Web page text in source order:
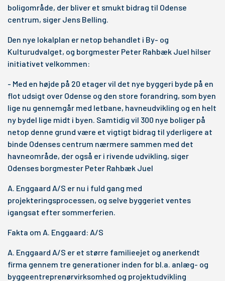
boligområde, der bliver et smukt bidrag til Odense
centrum, siger Jens Belling.
Den nye lokalplan er netop behandlet i By- og
Kulturudvalget, og borgmester Peter Rahbæk Juel hilser
initiativet velkommen:
- Med en højde på 20 etager vil det nye byggeri byde på en
flot udsigt over Odense og den store forandring, som byen
lige nu gennemgår med letbane, havneudvikling og en helt
ny bydel lige midt i byen. Samtidig vil 300 nye boliger på
netop denne grund være et vigtigt bidrag til yderligere at
binde Odenses centrum nærmere sammen med det
havneområde, der også er i rivende udvikling, siger
Odenses borgmester Peter Rahbæk Juel
A. Enggaard A/S er nu i fuld gang med
projekteringsprocessen, og selve byggeriet ventes
igangsat efter sommerferien.
Fakta om A. Enggaard: A/S
A. Enggaard A/S er et større familieejet og anerkendt
firma gennem tre generationer inden for bl.a. anlæg- og
byggeentreprenørvirksomhed og projektudvikling